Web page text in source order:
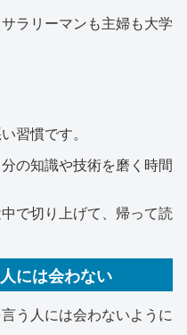
ラリーマンも主婦も大学
習慣です。
の知識や技術を磨く時間
で切り上げて、帰って読
には会わない
う人には会わないように